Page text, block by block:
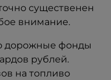
существенен
внимание.
дорожные фонды
рублей.
на топливо